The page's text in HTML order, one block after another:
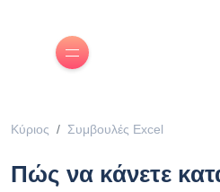
Κύριος Συμβουλές Excel
Πώς να κάνετε